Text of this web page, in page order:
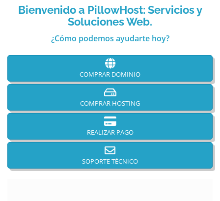
Bienvenido a PillowHost: Servicios y
Soluciones Web.
¿Cómo podemos ayudarte hoy?
COMPRAR DOMINIO
COMPRAR HOSTING
REALIZAR PAGO
SOPORTE TÉCNICO